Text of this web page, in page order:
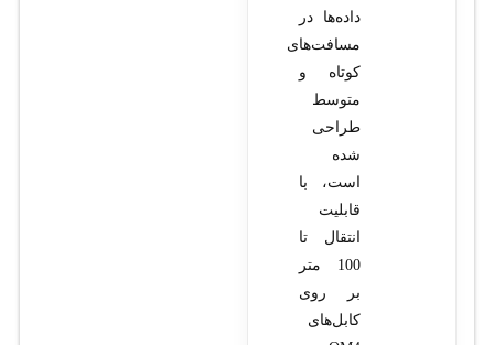
داده‌ها در
مسافت‌های
کوتاه و
متوسط
طراحی
شده
است، با
قابلیت
انتقال تا
100 متر
بر روی
کابل‌های